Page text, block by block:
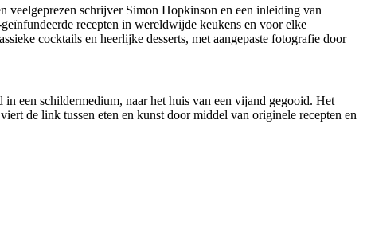
veelgeprezen schrijver Simon Hopkinson en een inleiding van
recepten in wereldwijde keukens en voor elke
cocktails en heerlijke desserts, met aangepaste fotografie door
een schildermedium, naar het huis van een vijand gegooid. Het
viert de link tussen eten en kunst door middel van originele recepten en